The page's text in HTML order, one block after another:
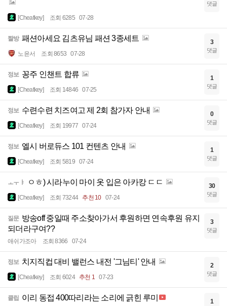
[Cheatkey] 조회 6285 07-28
댓글
짤방 패션아세요 김츠유님 패션 3종세트
노윤서 조회 8653 07-28
3
댓글
정보 꽁주 인챈트 합류
[Cheatkey] 조회 14846 07-25
1
댓글
정보 수련수련 치즈여고 제 2회 참가자 안내
[Cheatkey] 조회 19977 07-24
0
댓글
정보 엘시 버로듀스 101 컨텐츠 안내
[Cheatkey] 조회 5819 07-24
1
댓글
ㅗㅜㅑ ㅇㅎ) 시라누이 마이 옷 입은 아카캉 ㄷㄷ
[Cheatkey] 조회 73244 추천 10 07-24
30
댓글
질문 방송off 중일때 주소찾아가서 후원하면 연속후원 유지
되더라구여??
애쉬가조아 조회 8366 07-24
3
댓글
정보 치지직컵 대비 밸런스 내전 '그님티' 안내
[Cheatkey] 조회 6024 추천 1 07-23
2
댓글
클립 이리 동접 400따리라는 소리에 긁힌 루미 1